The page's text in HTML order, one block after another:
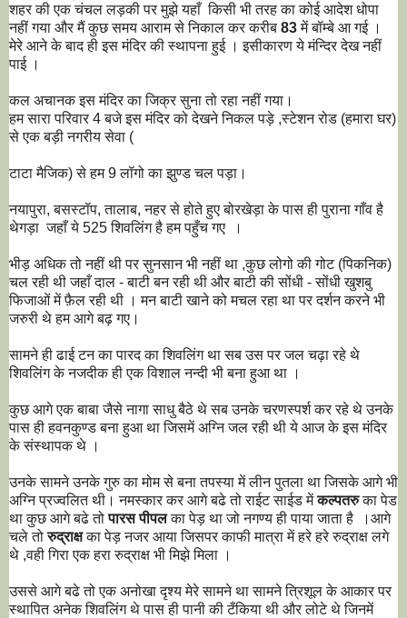
शहर की एक चंचल लड़की पर मुझे यहाँ किसी भी तरह का कोई आदेश धोपा
नहीं गया और मैं कुछ समय आराम से निकाल कर करीब 83में बॉम्बे आ गई ।
मेरे आने के बाद ही इस मंदिर की स्थापना हुई । इसीकारण ये मंन्दिर देख नहीं
पाई ।
कल अचानक इस मंदिर का जिक्र सुना तो रहा नहीं गया।
हम सारा परिवार 4 बजे इस मंदिर को देखने निकल पड़े ,स्टेशन रोड (हमारा घर)
से एक बड़ी नगरीय सेवा (
टाटा मैजिक) से हम 9 लॉगो का झुण्ड चल पड़ा।
नयापुरा, बसस्टॉप, तालाब, नहर से होते हुए बोरखेड़ा के पास ही पुराना गाँव है
थेगड़ा जहाँ ये 525 शिवलिंग है हम पहुँच गए ।
भीड़ अधिक तो नहीं थी पर सुनसान भी नहीं था ,कुछ लोगो की गोट (पिकनिक)
चल रही थी जहाँ दाल - बाटी बन रही थी और बाटी की सोंधी - सोंधी खुशबु
फिजाओं में फ़ैल रही थी । मन बाटी खाने को मचल रहा था पर दर्शन करने भी
जरुरी थे हम आगे बढ़ गए।
सामने ही ढाई टन का पारद का शिवलिंग था सब उस पर जल चढ़ा रहे थे
शिवलिंग के नजदीक ही एक विशाल नन्दी भी बना हुआ था ।
कुछ आगे एक बाबा जैसे नागा साधु बैठे थे सब उनके चरणस्पर्श कर रहे थे उनके
पास ही हवनकुण्ड बना हुआ था जिसमें अग्नि जल रही थी ये आज के इस मंदिर
के संस्थापक थे ।
उनके सामने उनके गुरु का मोम से बना तपस्या में लीन पुतला था जिसके आगे भी
अग्नि प्रज्वलित थी। नमस्कार कर आगे बढे तो राईट साईड मेंकल्पतरुका पेड
था कुछ आगे बढे तोपारस पीपलका पेड़ था जो नगण्य ही पाया जाता है ।आगे
चले तोरुद्राक्षका पेड़ नजर आया जिसपर काफी मात्रा में हरे हरे रुद्राक्ष लगे
थे ,वही गिरा एक हरा रुद्राक्ष भी मिझे मिला ।
उससे आगे बढे तो एक अनोखा दृश्य मेरे सामने था सामने त्रिशूल के आकार पर
स्थापित अनेक शिवलिंग थे पास ही पानी की टँकिया थी और लोटे थे जिनमें